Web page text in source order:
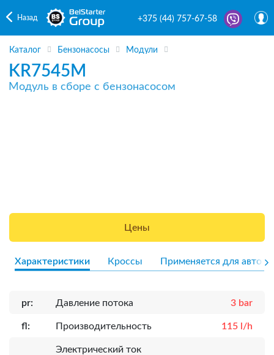
Назад +375 (44) 757-67-58
Каталог Бензонасосы Модули
KR7545M
Модуль в сборе с бензонасосом
Цены
Характеристики Кроссы Применяется для авто
pr: Давление потока 3 bar
fl: Производительность 115 l/h
Электрический ток